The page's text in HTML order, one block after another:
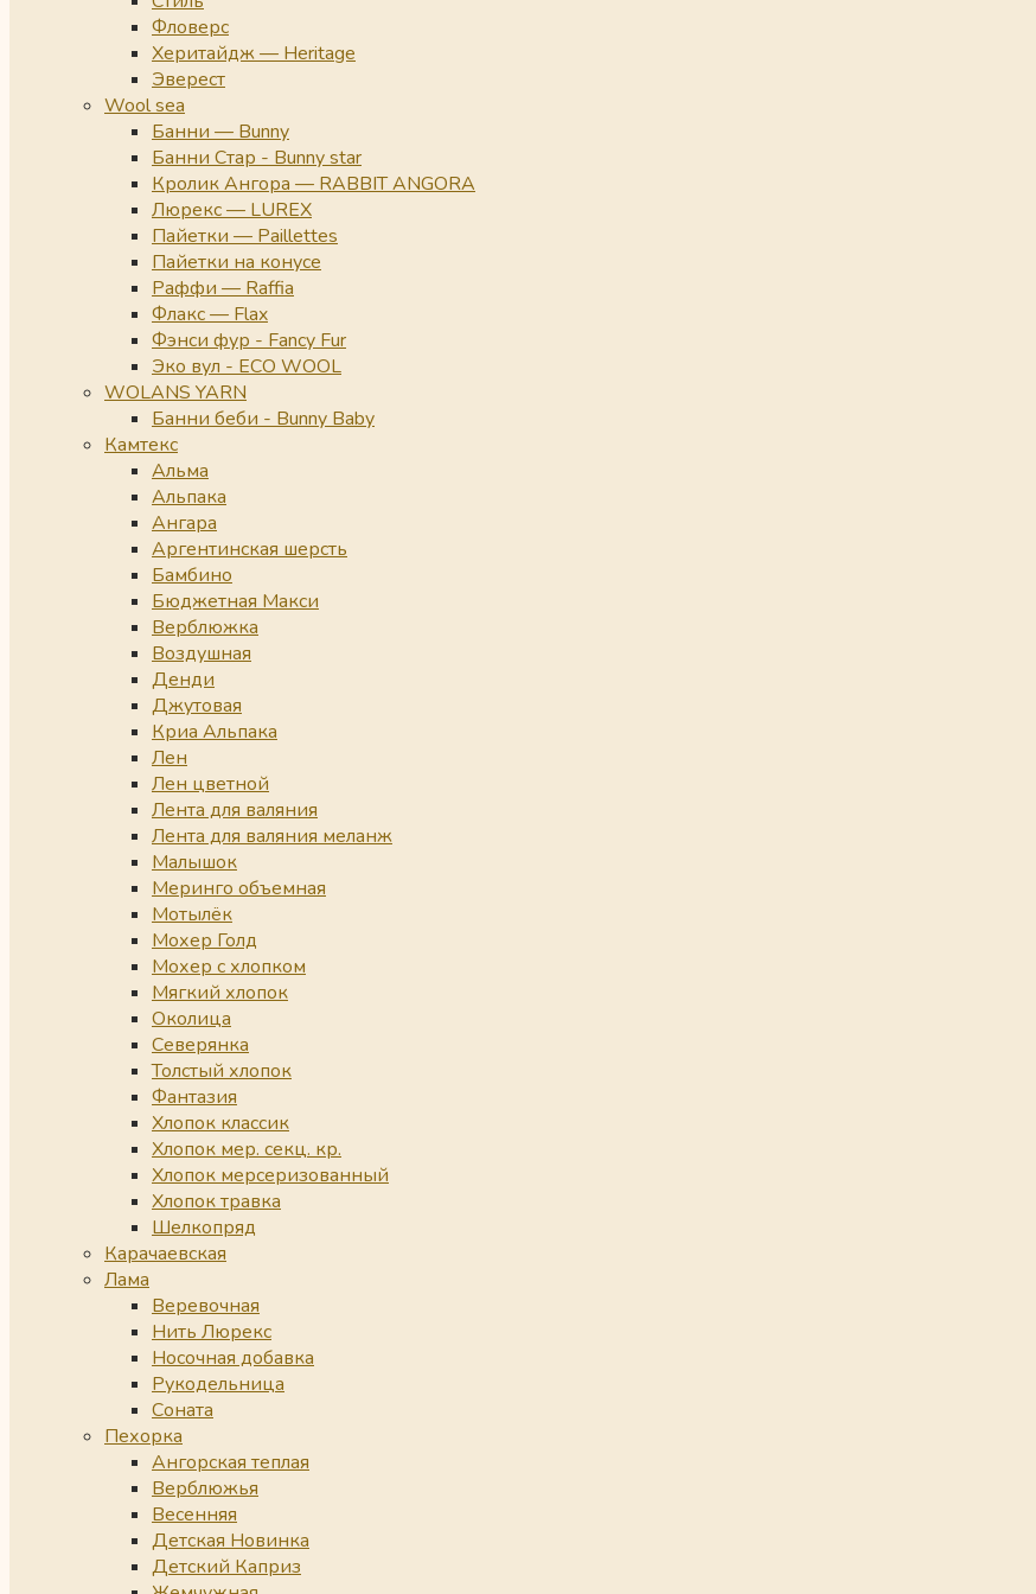
Фловерс
Херитайдж — Heritage
Эверест
Wool sea
Банни — Bunny
Банни Стар - Bunny star
Кролик Ангора — RABBIT ANGORA
Люрекс — LUREX
Пайетки — Paillettes
Пайетки на конусе
Раффи — Raffia
Флакс — Flax
Фэнси фур - Fancy Fur
Эко вул - ECO WOOL
WOLANS YARN
Банни беби - Bunny Baby
Камтекс
Альма
Альпака
Ангара
Аргентинская шерсть
Бамбино
Бюджетная Макси
Верблюжка
Воздушная
Денди
Джутовая
Криа Альпака
Лен
Лен цветной
Лента для валяния
Лента для валяния меланж
Малышок
Меринго объемная
Мотылёк
Мохер Голд
Мохер с хлопком
Мягкий хлопок
Околица
Северянка
Толстый хлопок
Фантазия
Хлопок классик
Хлопок мер. секц. кр.
Хлопок мерсеризованный
Хлопок травка
Шелкопряд
Карачаевская
Лама
Веревочная
Нить Люрекс
Носочная добавка
Рукодельница
Соната
Пехорка
Ангорская теплая
Верблюжья
Весенняя
Детская Новинка
Детский Каприз